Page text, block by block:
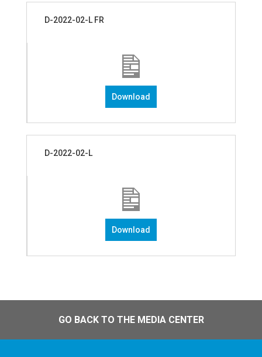
D-2022-02-L FR
Download
D-2022-02-L
Download
GO BACK TO THE MEDIA CENTER